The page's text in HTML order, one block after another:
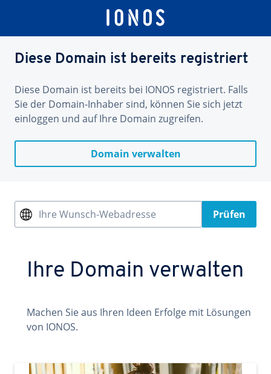
Diese Domain ist bereits registriert
Diese Domain ist bereits bei IONOS registriert. Falls
Sie der Domain-Inhaber sind, können Sie sich jetzt
einloggen und auf Ihre Domain zugreifen.
Domain verwalten
Ihre Wunsch-Webadresse Prüfen
Ihre Domain verwalten
Machen Sie aus Ihren Ideen Erfolge mit Lösungen
von IONOS.